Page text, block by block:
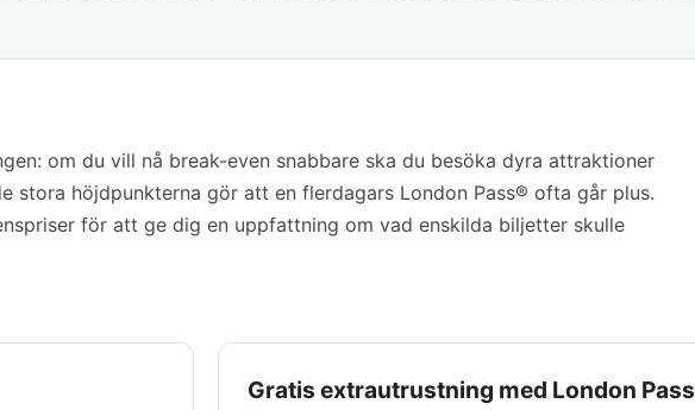
om du vill nå break-even snabbare ska du besöka dyra attraktioner
stora höjdpunkterna gör att en flerdagars London Pass® ofta går plus.
för att ge dig en uppfattning om vad enskilda biljetter skulle
Gratis extrautrustning med London Pass